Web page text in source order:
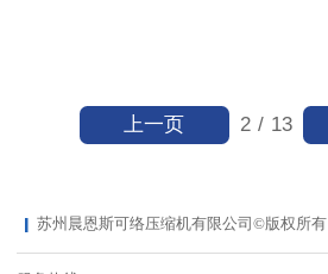
2 / 13
上一页
苏州晨恩斯可络压缩机有限公司©版权所有